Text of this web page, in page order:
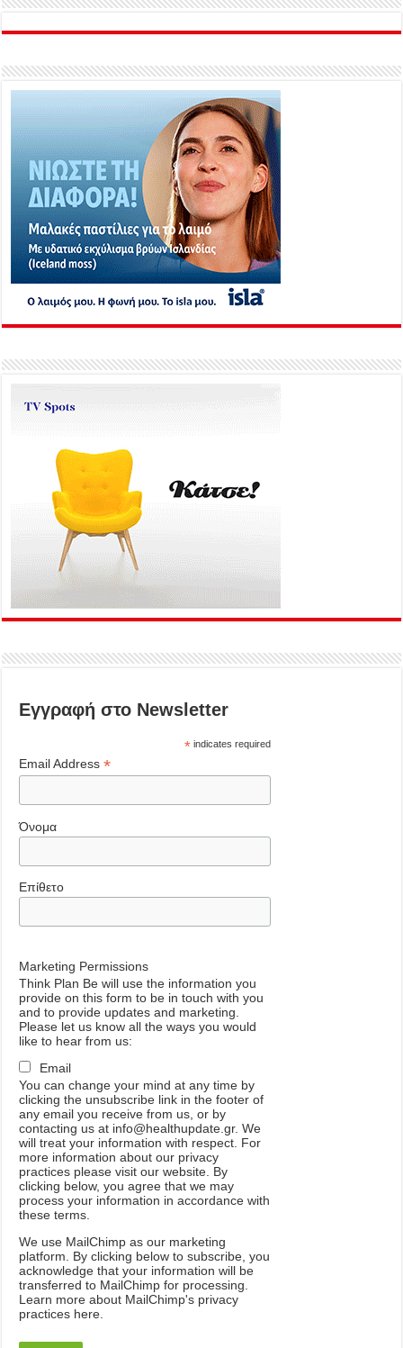
Εγγραφή στο Newsletter
*indicates required
Email Address*
Όνομα
Επίθετο
Marketing Permissions
Think Plan Be will use the information you
provide on this form to be in touch with you
and to provide updates and marketing.
Please let us know all the ways you would
like to hear from us:
Email
You can change your mind at any time by
clicking the unsubscribe link in the footer of
any email you receive from us, or by
contacting us at info@healthupdate.gr. We
will treat your information with respect. For
more information about our privacy
practices please visit our website. By
clicking below, you agree that we may
process your information in accordance with
these terms.
We use MailChimp as our marketing
platform
By clicking below to subscribe ,you
acknowledge that your information will be
transferred to MailChimp for processing
Learn more about MailChimp's privacy
practices here